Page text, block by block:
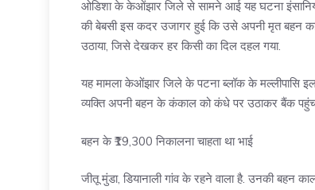
ओडिशा के केओंझार जिले से सामने आई यह घटना
की बेबसी इस कदर उजागर हुई कि उसे अपनी मृत बहन
उठाया, जिसे देखकर हर किसी का दिल दहल गया.
यह मामला केओंझार जिले के पटना ब्लॉक के मल्लीपासि
व्यक्ति अपनी बहन के कंकाल को कंधे पर उठाकर बैंक
बहन के ₹19,300 निकालना चाहता था भाई
जीतू मुंडा, डियानाली गांव के रहने वाला है. उनकी बहन